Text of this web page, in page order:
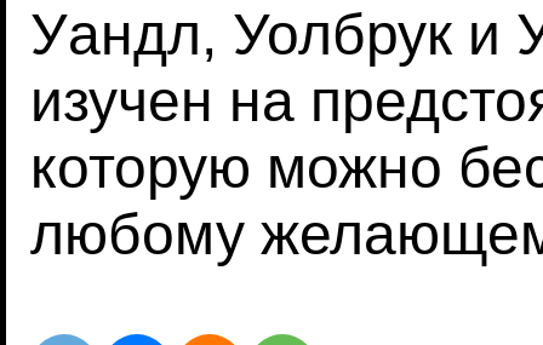
Уандл, Уолбрук и
изучен на
которую можно
любому